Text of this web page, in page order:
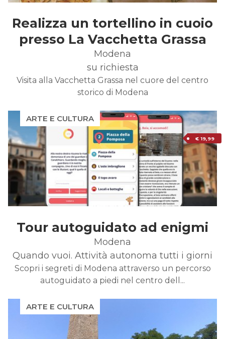
Realizza un tortellino in cuoio
presso La Vacchetta Grassa
Modena
su richiesta
Visita alla Vacchetta Grassa nel cuore del centro
storico di Modena
Tour autoguidato ad enigmi
ARTE E CULTURA
€ 19,99
Modena
Quando vuoi. Attività autonoma tutti i giorni
Scopri i segreti di Modena attraverso un percorso
autoguidato a piedi nel centro dell...
ARTE E CULTURA